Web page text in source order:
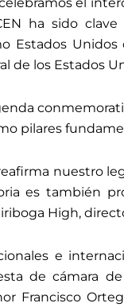
ha sido
Estados
de los Estados
pilares
nuestro
es también
High,
e
de cámara
Francisco